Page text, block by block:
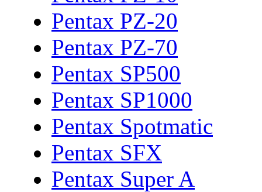
Pentax PZ-20
Pentax PZ-70
Pentax SP500
Pentax SP1000
Pentax Spotmatic
Pentax SFX
Pentax Super A